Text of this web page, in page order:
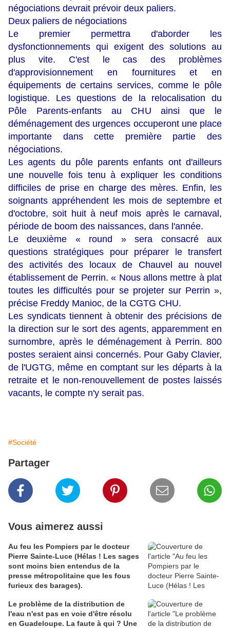
négociations devrait prévoir deux paliers.
Deux paliers de négociations
Le premier permettra d'aborder les
dysfonctionnements qui exigent des solutions au
plus vite. C'est le cas des problèmes
d'approvisionnement en fournitures et en
équipements de certains services, comme le pôle
logistique. Les questions de la relocalisation du
Pôle Parents-enfants au CHU ainsi que le
déménagement des urgences occuperont une place
importante dans cette première partie des
négociations.
Les agents du pôle parents enfants ont d'ailleurs
une nouvelle fois tenu à expliquer les conditions
difficiles de prise en charge des mères. Enfin, les
soignants appréhendent les mois de septembre et
d'octobre, soit huit à neuf mois après le carnaval,
période de boom des naissances, dans l'année.
Le deuxième « round » sera consacré aux
questions stratégiques pour préparer le transfert
des activités des locaux de Chauvel au nouvel
établissement de Perrin. « Nous allons mettre à plat
toutes les difficultés pour se projeter sur Perrin »,
précise Freddy Manioc, de la CGTG CHU.
Les syndicats tiennent à obtenir des précisions de
la direction sur le sort des agents, apparemment en
surnombre, après le déménagement à Perrin. 800
postes seraient ainsi concernés. Pour Gaby Clavier,
de l'UGTG, même en comptant sur les départs à la
retraite et le non-renouvellement de postes laissés
vacants, le compte n'y serait pas.
#Société
Partager
Vous aimerez aussi
Au feu les Pompiers par le docteur
Pierre Sainte-Luce (Hélas ! Les sages
sont moins bien entendus de la
presse métropolitaine que les fous
furieux des barages).
Le problème de la distribution de
l'eau n'est pas en voie d'être résolu
en Guadeloupe. La faute à qui ? Une